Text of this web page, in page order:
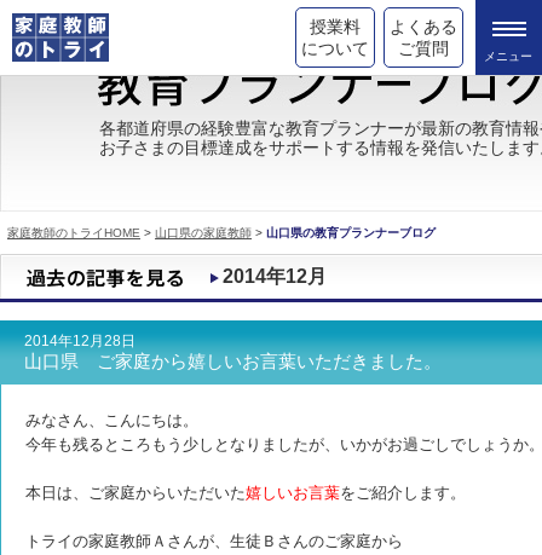
授業料
について
よくある
ご質問
トライの教育理念
成績が上がる理由
都道府県別情報
合格体験談
キャンペーン情報
各都道府県の経験豊富な教育プランナーが最新の教育情
お子さまの目標達成をサポートする情報を発信いたしま
家庭教師のトライHOME > 山口県の家庭教師 > 山口県の教育プランナーブログ
2014年12月
2014年12月28日
山口県 ご家庭から嬉しいお言葉いただきました。
みなさん、こんにちは。
今年も残るところもう少しとなりましたが、いかがお過ごしでしょうか
本日は、ご家庭からいただいた嬉しいお言葉をご紹介します。
トライの家庭教師Ａさんが、生徒Ｂさんのご家庭から